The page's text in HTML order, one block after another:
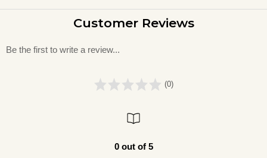
Customer Reviews
Be the first to write a review...
(0)
0 out of 5